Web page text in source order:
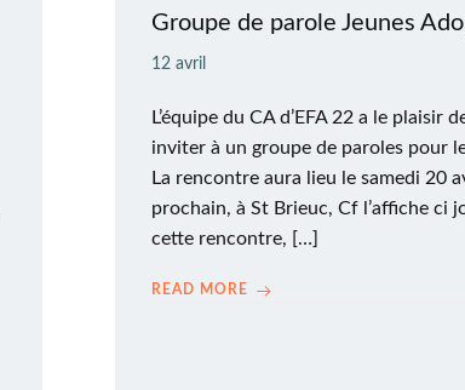
Groupe de parole Jeunes
12 avril
L’équipe du CA d’EFA 22 a le plaisir
inviter à un groupe de paroles pour
La rencontre aura lieu le samedi 20
prochain, à St Brieuc, Cf l’affiche ci
cette rencontre, […]
READ MORE